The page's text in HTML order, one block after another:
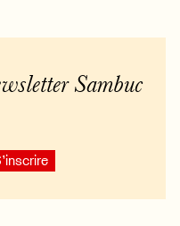
Sambuc